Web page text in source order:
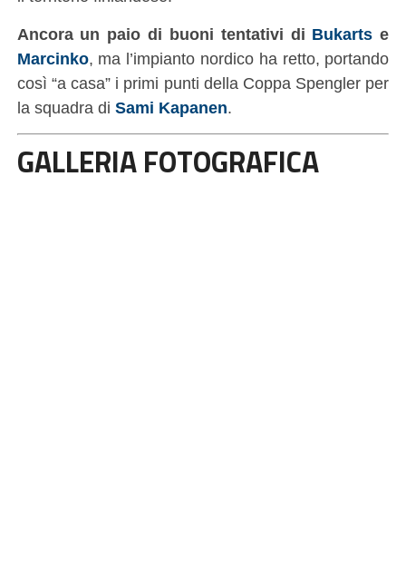
Ancora un paio di buoni tentativi di Bukarts e
Marcinko, ma l’impianto nordico ha retto, portando
così “a casa” i primi punti della Coppa Spengler per
la squadra di Sami Kapanen.
GALLERIA FOTOGRAFICA